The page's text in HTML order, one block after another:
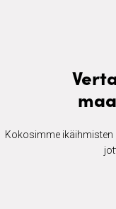
Kokosimme ikäihmisten